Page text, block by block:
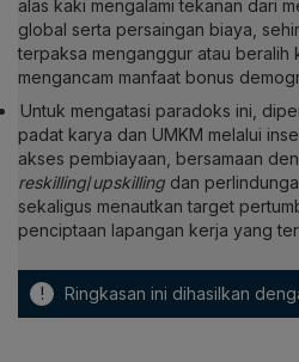
alas kaki mengalami tekanan dari
global serta persaingan biaya,
terpaksa menganggur atau beralih
mengancam manfaat bonus
Untuk mengatasi paradoks ini,
padat karya dan UMKM melalui
akses pembiayaan, bersamaan
reskilling/upskilling dan
sekaligus menautkan target
penciptaan lapangan kerja yang
! Ringkasan ini dihasilkan